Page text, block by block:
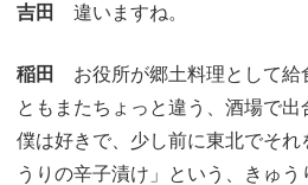
吉田 違いますね。
稲田 お役所が郷土料理として
ともまたちょっと違う、酒場で
僕は好きで、少し前に東北でそれ
うりの辛子漬け」という、きゅ